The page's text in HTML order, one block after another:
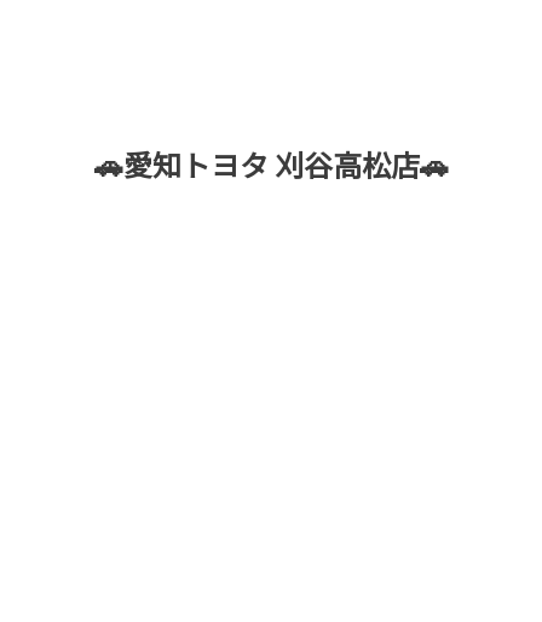
🚗愛知トヨタ 刈谷高松店🚗